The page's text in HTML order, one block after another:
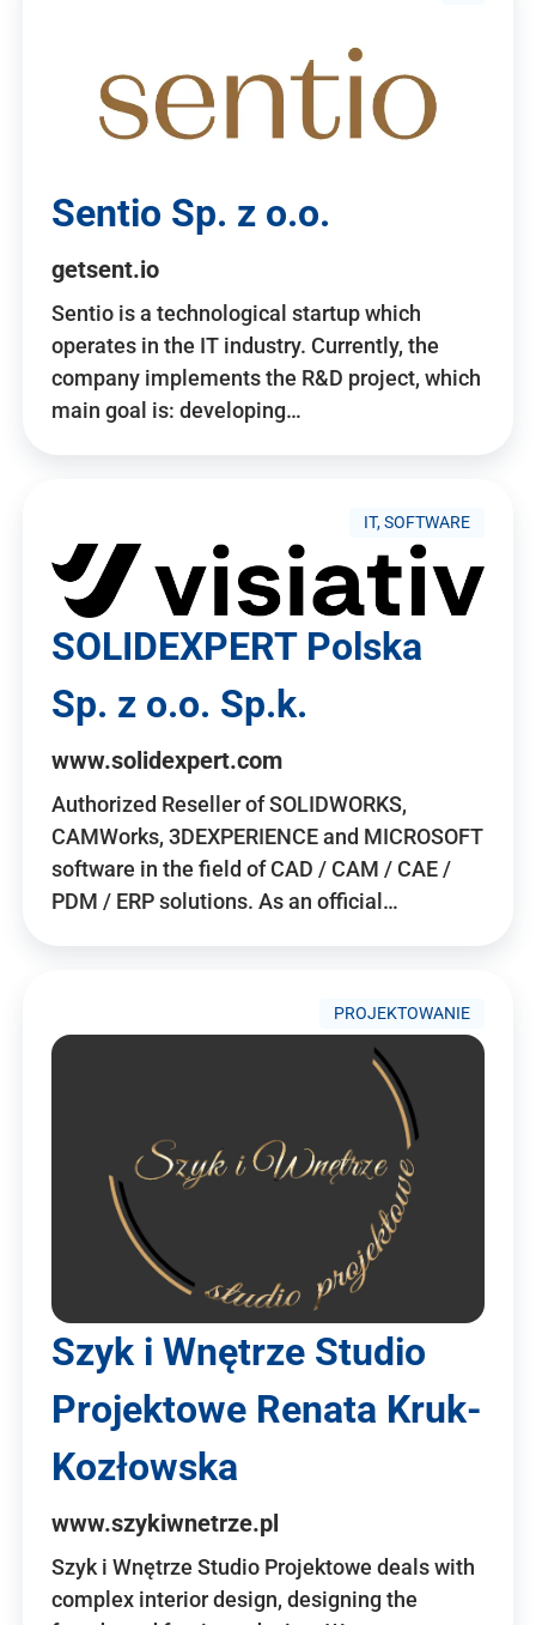
Sentio Sp. z o.o.
getsent.io
Sentio is a technological startup which
operates in the IT industry. Currently, the
company implements the R&D project, which
main goal is: developing…
IT, SOFTWARE
SOLIDEXPERT Polska
Sp. z o.o. Sp.k.
www.solidexpert.com
Authorized Reseller of SOLIDWORKS,
CAMWorks, 3DEXPERIENCE and MICROSOFT
software in the field of CAD / CAM / CAE /
PDM / ERP solutions. As an official…
PROJEKTOWANIE
Szyk i Wnętrze Studio
Projektowe Renata Kruk-
Kozłowska
www.szykiwnetrze.pl
Szyk i Wnętrze Studio Projektowe deals with
complex interior design, designing the